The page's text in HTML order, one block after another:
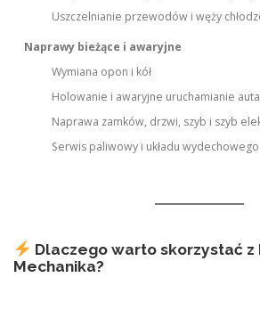
Uszczelnianie przewodów i węży
Naprawy bieżące i awaryjne
Wymiana opon i kół
Holowanie i awaryjne uruchamianie auta
Naprawa zamków, drzwi, szyb i szyb
Serwis paliwowy i układu wydechowego
Dlaczego warto skorzystać z
Mechanika?